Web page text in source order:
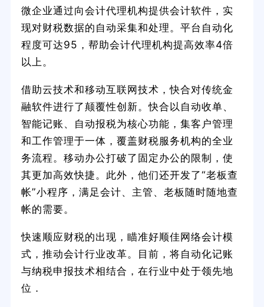
微企业通过向会计代理机构提供会计软件，实
现对财税数据的自动采集和处理。平台自动化
程度可达95，帮助会计代理机构提高效率4倍
以上。
借助云技术和移动互联网技术，快合对传统金
融软件进行了颠覆性创新。快合以自动收单、
智能记账、自动报税为核心功能，集客户管理
和工作管理于一体，覆盖财税服务机构的全业
务流程。移动办公打破了固定办公的限制，使
其更加高效快捷。此外，他们还开发了“老板查
帐”小程序，满足会计、主管、老板随时随地查
帐的需要。
快速顺应财税的出现，瞄准好顺佳网络会计模
式，推动会计行业改革。目前，将自动化记账
与纳税申报技术相结合，在行业中处于领先地
位．